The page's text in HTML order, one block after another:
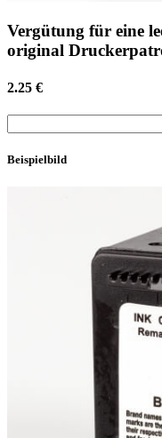
Vergütung für eine
original
2.25 €
Beispielbild